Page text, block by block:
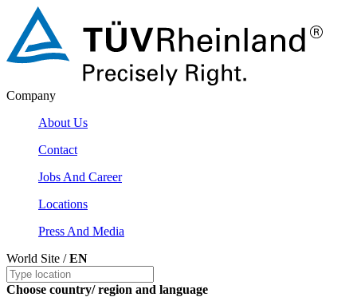
Company
About Us
Contact
Jobs And Career
Locations
Press And Media
World Site /EN
Choose country/ region and language